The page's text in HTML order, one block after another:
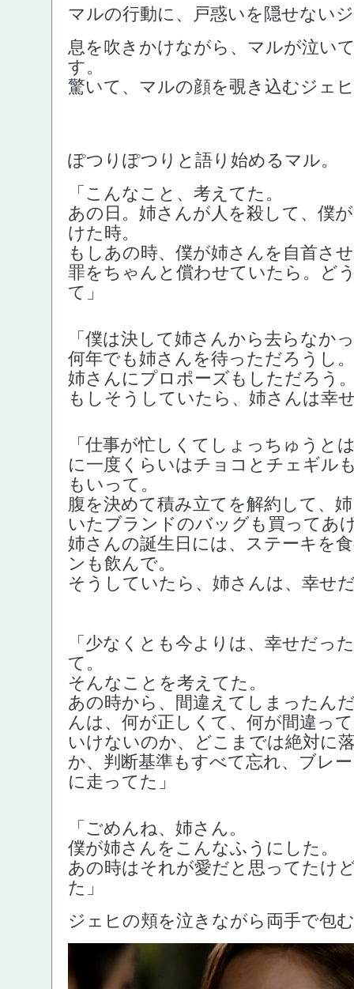
マルの行動に、戸惑いを隠せない
息を吹きかけながら、マルが泣い
す。
驚いて、マルの顔を覗き込むジェ
ぽつりぽつりと語り始めるマル。
「こんなこと、考えてた。
あの日。姉さんが人を殺して、僕
けた時。
もしあの時、僕が姉さんを自首さ
罪をちゃんと償わせていたら。ど
て」
「僕は決して姉さんから去らなか
何年でも姉さんを待っただろうし。
姉さんにプロポーズもしただろう
もしそうしていたら、姉さんは幸
「仕事が忙しくてしょっちゅうと
に一度くらいはチョコとチェギル
もいって。
腹を決めて積み立てを解約して、
いたブランドのバッグも買ってあ
姉さんの誕生日には、ステーキを
ンも飲んで。
そうしていたら、姉さんは、幸せ
「少なくとも今よりは、幸せだっ
て。
そんなことを考えてた。
あの時から、間違えてしまったん
んは、何が正しくて、何が間違っ
いけないのか、どこまでは絶対に
か、判断基準もすべて忘れ、ブレ
に走ってた」
「ごめんね、姉さん。
僕が姉さんをこんなふうにした。
あの時はそれが愛だと思ってたけ
た」
ジェヒの頬を泣きながら両手で包